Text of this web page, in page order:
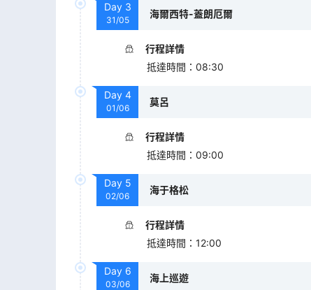
Day 3
31/05
海爾西特-蓋朗厄爾
行程詳情
抵達時間 ： 08:30
Day 4
01/06
莫呂
行程詳情
抵達時間 ： 09:00
Day 5
02/06
海于格松
行程詳情
抵達時間 ： 12:00
Day 6
03/06
海上巡遊